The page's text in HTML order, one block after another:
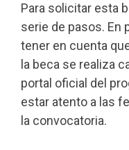
Para solicitar esta
serie de pasos. En
tener en cuenta
la beca se realiza
portal oficial del
estar atento a las
la convocatoria.